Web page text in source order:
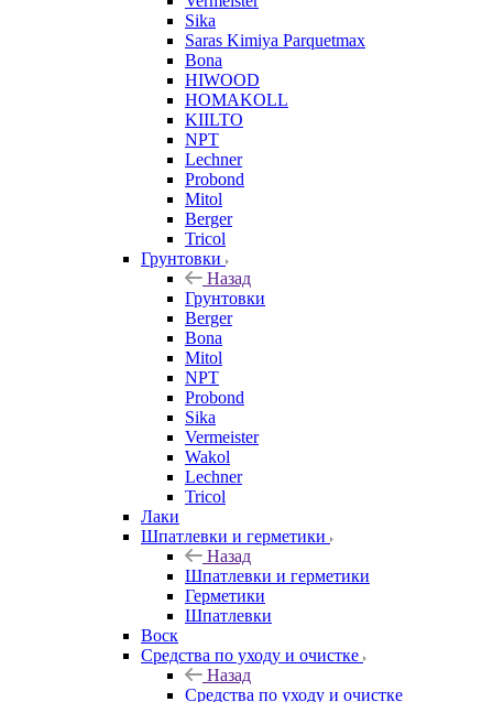
Sika
Saras Kimiya Parquetmax
Bona
HIWOOD
HOMAKOLL
KIILTO
NPT
Lechner
Probond
Mitol
Berger
Tricol
Грунтовки
Назад
Грунтовки
Berger
Bona
Mitol
NPT
Probond
Sika
Vermeister
Wakol
Lechner
Tricol
Лаки
Шпатлевки и герметики
Назад
Шпатлевки и герметики
Герметики
Шпатлевки
Воск
Средства по уходу и очистке
Назад
Средства по уходу и очистке